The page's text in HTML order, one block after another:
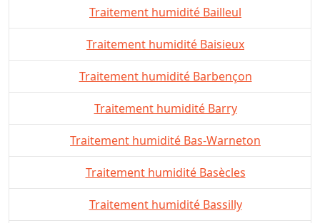
Traitement humidité Bailleul
Traitement humidité Baisieux
Traitement humidité Barbençon
Traitement humidité Barry
Traitement humidité Bas-Warneton
Traitement humidité Basècles
Traitement humidité Bassilly